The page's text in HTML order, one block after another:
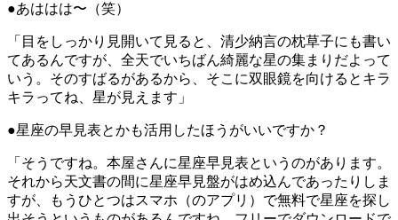
●あははは〜（笑）
「目をしっかり見開いて見ると、清少納言の枕草子にも書い
てあるんですが、全天でいちばん綺麗な星の集まりだよって
いう。そのすばるがあるから、そこに双眼鏡を向けるとキラ
キラってね、星が見えます」
●星座の早見表とかも活用したほうがいいですか？
「そうですね。本屋さんに星座早見表というのがあります。
それから天文書の間に星座早見盤がはめ込んであったりしま
すが、もうひとつはスマホ（のアプリ）で無料で星座を探し